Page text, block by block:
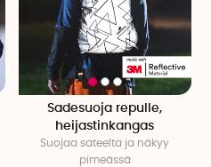
Sadesuoja repulle,
heijastinkangas
Suojaa sateelta ja näkyy
pimeässä